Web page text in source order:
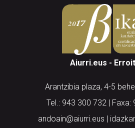
Aiurri.eus -
Arantzibia plaza, 4-5
Tel.: 943 300 732 | Faxa:
andoain@aiurri.eus |